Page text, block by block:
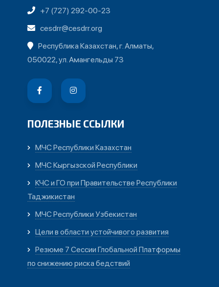
+7 (727) 292-00-23
cesdrr@cesdrr.org
Республика Казахстан, г. Алматы,
050022, ул. Амангельды 73
ПОЛЕЗНЫЕ ССЫЛКИ
МЧС Республики Казахстан
МЧС Кыргызской Республики
КЧС и ГО при Правительстве Республики
Таджикистан
МЧС Республики Узбекистан
Цели в области устойчивого развития
Резюме 7 Сессии Глобальной Платформы
по снижению риска бедствий